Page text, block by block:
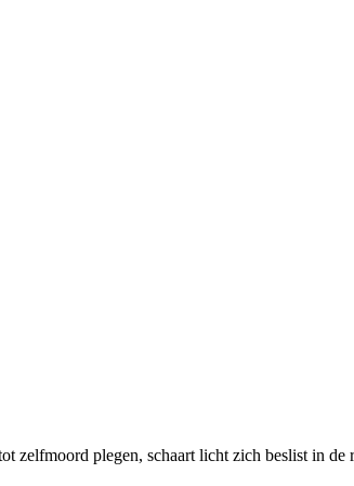
zelfmoord plegen, schaart licht zich beslist in